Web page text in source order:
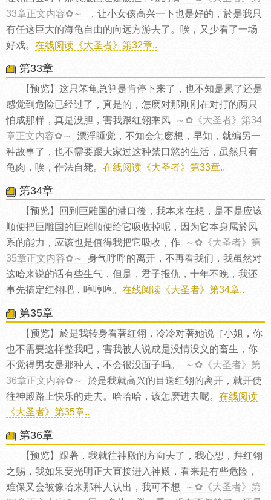
33章正文内容✿～
，让小女孩高兴一下也是好的，於是我只
有任这巨大的海龟自由的向远方游去了。唉，又少看了一场
好戏。 在线阅读《大圣者》第32章..
第33章
【预览】这只笨龟总算是肯停下来了，也不知是累了还是
感觉到危险已经过了，真是的，怎麽对那刚刚在对打的两只
怕成那样，真是没胆，害我跟红翎乘风
～✿《大圣者》第34
章正文内容✿～
漂浮睡觉，不知会怎麽想，早知，就编另一
种故事了，也不需要跟大家过这种禁口慾的生活，虽然只有
龟肉，唉，作法自毙。 在线阅读《大圣者》第33章..
第34章
【预览】回到巨雕国的港口後，我本来在想，是不是应该
顺便把巨雕国的巨雕顺便给它吸收掉呢，因为它本身属於风
系的能力，应该也是值得我把它吸收，作
～✿《大圣者》第
35章正文内容✿～
身气呼呼的离开，不再看我们，我虽然对
这哈来说的话有些生气，但是，君子报仇，十年不晚，我还
事先搞定红翎吧，哼哼哼。 在线阅读《大圣者》第34章..
第35章
【预览】於是我转身看著红翎，冷冷对著她说［小姐，你
也不需要这样整我吧，害我被人说成是没情没义的畜生，你
不觉得男友是那种人，不会很没面子吗。
～✿《大圣者》第
36章正文内容✿～
於是我就高兴的目送红翎的离开，就开使
往神殿路上快乐的走去。哈哈哈，该怎麽进去呢。 在线阅读
《大圣者》第35章..
第36章
【预览】跟著，我就往神殿的方向去了，我心想，拜红翎
之赐，我如果要光明正大直接进入神殿，看来是有些危险，
难保又会被像哈来那种人认出，我可不想
～✿《大圣者》第